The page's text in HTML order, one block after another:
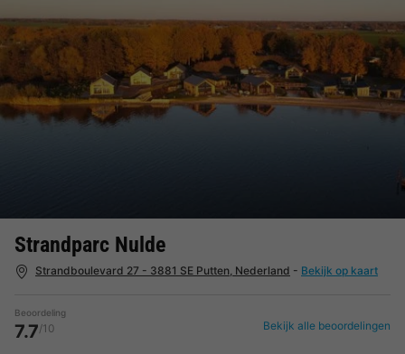
Strandparc Nulde
Strandboulevard 27 - 3881 SE Putten, Nederland - Bekijk op kaart
Beoordeling
7.7/10 Bekijk alle beoordelingen